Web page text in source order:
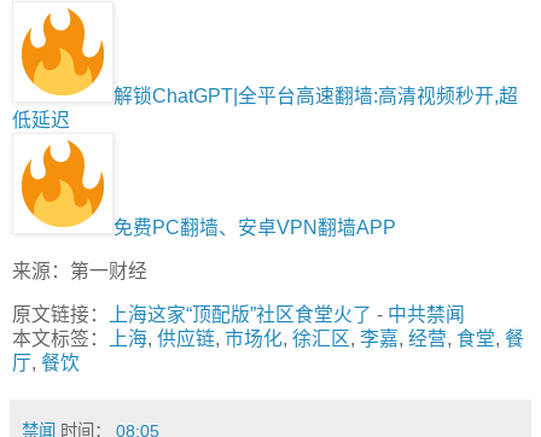
解锁ChatGPT|全平台高速翻墙:高清视频秒开,超
低延迟
免费PC翻墙、安卓VPN翻墙APP
来源：第一财经
原文链接： 上海这家“顶配版”社区食堂火了 - 中共禁闻
本文标签：
上海, 供应链, 市场化, 徐汇区, 李嘉, 经营, 食堂, 餐
厅, 餐饮
禁闻 时间： 08:05